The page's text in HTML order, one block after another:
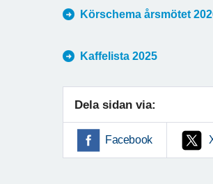
Körschema årsmötet
Kaffelista 2025
Dela sidan via:
Facebook